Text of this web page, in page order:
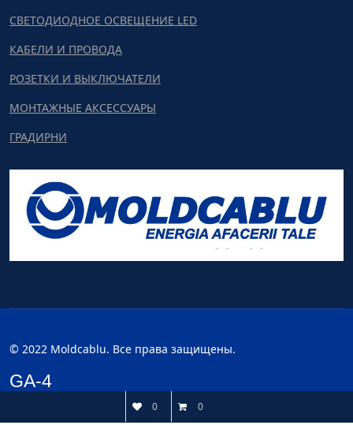
СВЕТОДИОДНОЕ ОСВЕЩЕНИЕ LED
КАБЕЛИ И ПРОВОДА
РОЗЕТКИ И ВЫКЛЮЧАТЕЛИ
МОНТАЖНЫЕ АКСЕССУАРЫ
ГРАДИРНИ
© 2022 Moldcablu. Все права защищены.
GA-4
0 0